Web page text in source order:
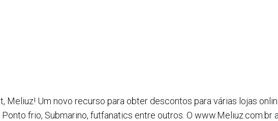
Meliuz! Um novo recurso para obter descontos para várias lojas
frio, Submarino, futfanatics entre outros. O www.Meliuz.com.br